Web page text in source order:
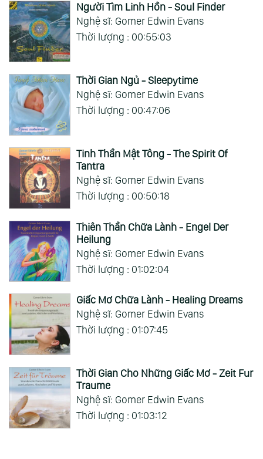
Người Tìm Linh Hồn - Soul Finder
Nghệ sĩ: Gomer Edwin Evans
Thời lượng : 00:55:03
Thời Gian Ngủ - Sleepytime
Nghệ sĩ: Gomer Edwin Evans
Thời lượng : 00:47:06
Tinh Thần Mật Tông - The Spirit Of
Tantra
Nghệ sĩ: Gomer Edwin Evans
Thời lượng : 00:50:18
Thiên Thần Chữa Lành - Engel Der
Heilung
Nghệ sĩ: Gomer Edwin Evans
Thời lượng : 01:02:04
Giấc Mơ Chữa Lành - Healing Dreams
Nghệ sĩ: Gomer Edwin Evans
Thời lượng : 01:07:45
Thời Gian Cho Những Giấc Mơ - Zeit Fur
Traume
Nghệ sĩ: Gomer Edwin Evans
Thời lượng : 01:03:12